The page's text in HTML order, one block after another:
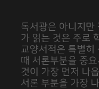
독서광은 아니지만
가 읽는 것은 주로
교양서적은 특별히
때 서론부분을 중
것이 가장 먼저 나
서론 부분을 가장